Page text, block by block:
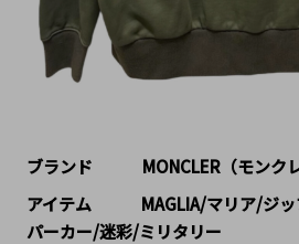
ブランド   MONCLER（モンクレ
アイテム   MAGLIA/マリア/ジッ
パーカー/迷彩/ミリタリー